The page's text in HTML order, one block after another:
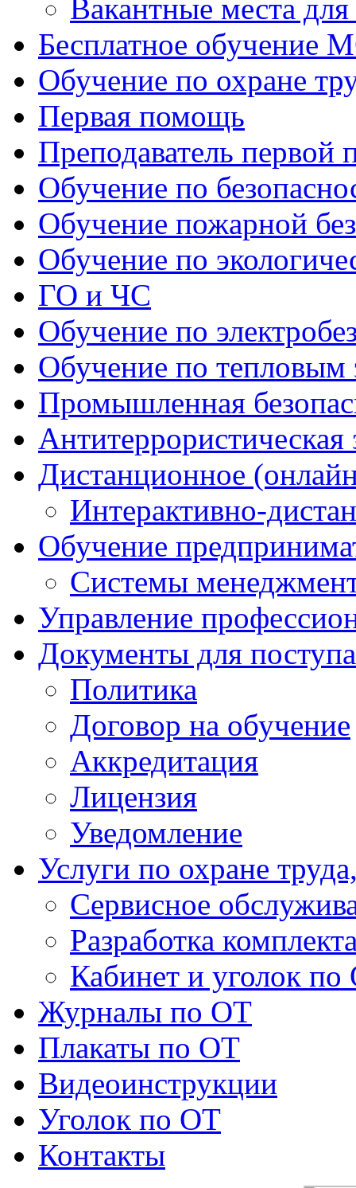
Вакантные места
Бесплатное обучение
Обучение по охране
Первая помощь
Преподаватель
Обучение по
Обучение пожарной
Обучение по
ГО и ЧС
Обучение по
Обучение по тепловым
Промышленная
Дистанционное
Интерактивно-
Обучение
Системы
Управление
Документы для
Политика
Договор на обучение
Аккредитация
Лицензия
Уведомление
Услуги по охране
Сервисное
Разработка
Кабинет и уголок
Журналы по ОТ
Плакаты по ОТ
Видеоинструкции
Уголок по ОТ
Контакты